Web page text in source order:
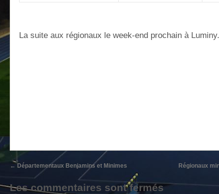
La suite aux régionaux le week-end prochain à Luminy.
← Départementaux Benjamins et Minimes Régionaux
Les commentaires sont fermés